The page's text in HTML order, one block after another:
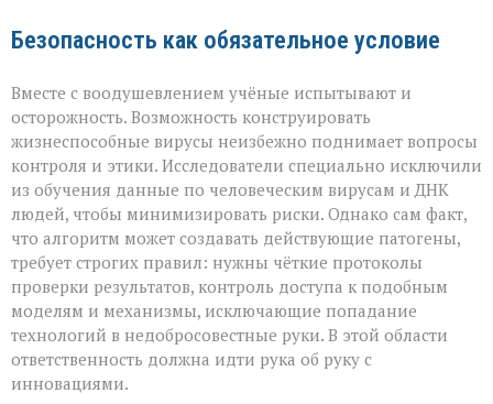
Безопасность как обязательное условие
Вместе с воодушевлением учёные испытывают и
осторожность. Возможность конструировать
жизнеспособные вирусы неизбежно поднимает вопросы
контроля и этики. Исследователи специально исключили
из обучения данные по человеческим вирусам и ДНК
людей, чтобы минимизировать риски. Однако сам факт,
что алгоритм может создавать действующие патогены,
требует строгих правил: нужны чёткие протоколы
проверки результатов, контроль доступа к подобным
моделям и механизмы, исключающие попадание
технологий в недобросовестные руки. В этой области
ответственность должна идти рука об руку с
инновациями.